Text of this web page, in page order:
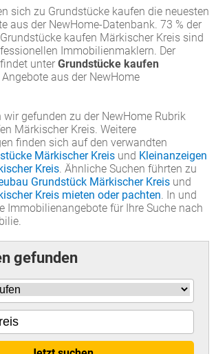
sich zu Grundstücke kaufen die neuesten
aus der NewHome-Datenbank. 73 % der
kaufen Märkischer Kreis sind
Immobilienmaklern. Der
unter Grundstücke kaufen
Angebote aus der NewHome
wir gefunden zu der NewHome Rubrik
Märkischer Kreis. Weitere
finden sich auf den verwandten
Märkischer Kreis und Kleinanzeigen
Kreis. Ähnliche Suchen führten zu
Grundstück Märkischer Kreis und
Kreis mieten oder pachten. In und
Immobilienangebote für Ihre Suche nach
gefunden